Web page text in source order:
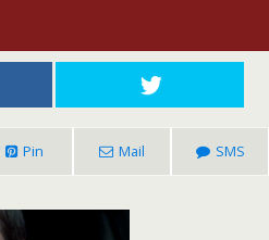
Pin Mail SMS